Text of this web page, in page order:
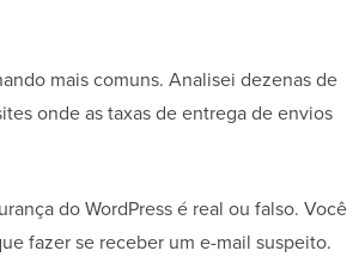
mais comuns. Analisei dezenas de
onde as taxas de entrega de envios
do WordPress é real ou falso. Você
fazer se receber um e-mail suspeito.